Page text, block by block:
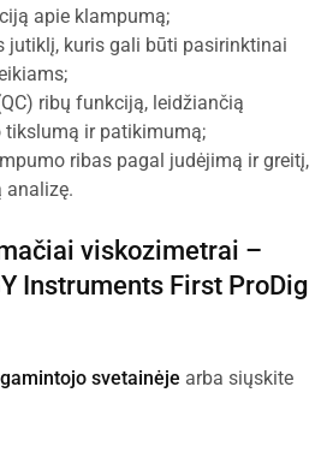
apie klampumą;
jutiklį, kuris gali būti pasirinktinai
ribų funkciją, leidžiančią
ir patikimumą;
ribas pagal judėjimą ir greitį,
analizę.
viskozimetrai –
Instruments First ProDig
gamintojo svetainėje arba siųskite